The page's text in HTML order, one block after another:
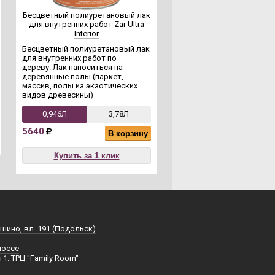
Бесцветный полиуретановый лак
для внутренних работ Zar Ultra
Interior
Бесцветный полиуретановый лак
для внутренних работ по
дереву. Лак наноситься на
деревянные полы (паркет,
массив, полы из экзотических
видов древесины)
0,946Л 3,78Л
5640 В корзину
Купить за 1 клик
вл. 191 (Подольск)
ТРЦ "Family Room"